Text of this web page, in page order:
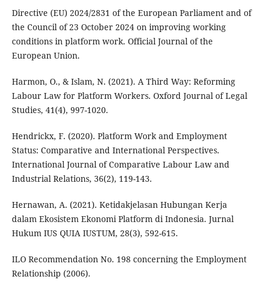
Directive (EU) 2024/2831 of the European Parliament and of
the Council of 23 October 2024 on improving working
conditions in platform work. Official Journal of the
European Union.
Harmon, O., & Islam, N. (2021). A Third Way: Reforming
Labour Law for Platform Workers. Oxford Journal of Legal
Studies, 41(4), 997-1020.
Hendrickx, F. (2020). Platform Work and Employment
Status: Comparative and International Perspectives.
International Journal of Comparative Labour Law and
Industrial Relations, 36(2), 119-143.
Hernawan, A. (2021). Ketidakjelasan Hubungan Kerja
dalam Ekosistem Ekonomi Platform di Indonesia. Jurnal
Hukum IUS QUIA IUSTUM, 28(3), 592-615.
ILO Recommendation No. 198 concerning the Employment
Relationship (2006).